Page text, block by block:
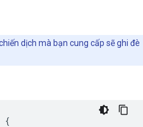
dịch mà bạn cung cấp sẽ ghi đè
{